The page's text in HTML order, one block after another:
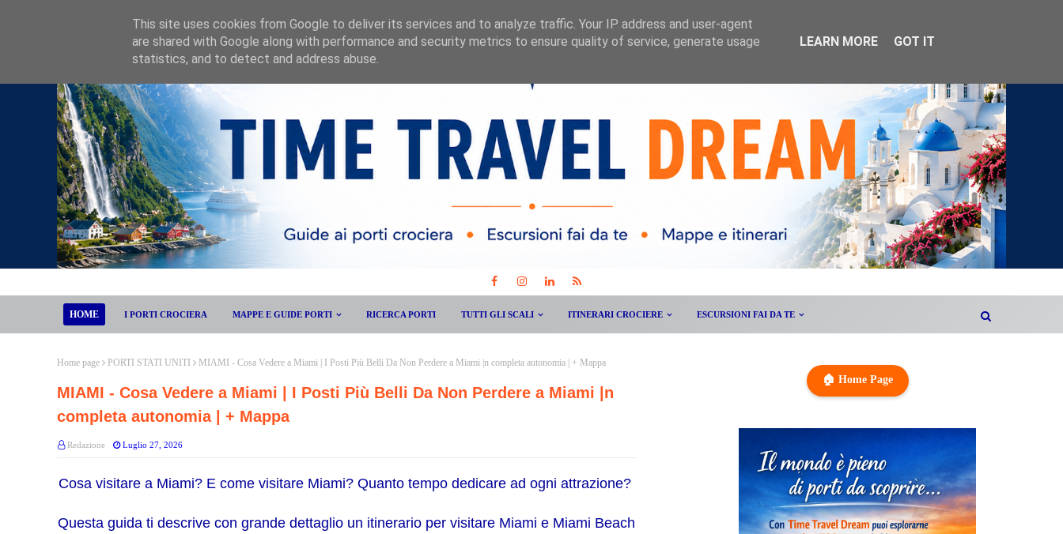
HOME I PORTI CROCIERA MAPPE E GUIDE PORTI RICERCA PORTI TUTTI GLI SCALI ITINERARI CROCIERE ESCURSIONI FAI DA TE
Home page PORTI STATI UNITI MIAMI - Cosa Vedere a Miami | I Posti Più Belli Da Non Perdere a Miami |n completa autonomia | + Mappa
MIAMI - Cosa Vedere a Miami | I Posti Più Belli Da Non Perdere a Miami |n
completa autonomia | + Mappa
Redazione Luglio 27, 2026
Cosa visitare a Miami? E come visitare Miami? Quanto tempo dedicare ad ogni attrazione?
Questa guida ti descrive con grande dettaglio un itinerario per visitare Miami e Miami Beach
🏠 Home Page
This site uses cookies from Google to deliver its services and to analyze traffic. Your IP address and user-agent
are shared with Google along with performance and security metrics to ensure quality of service, generate usage
statistics, and to detect and address abuse.
LEARN MORE GOT IT